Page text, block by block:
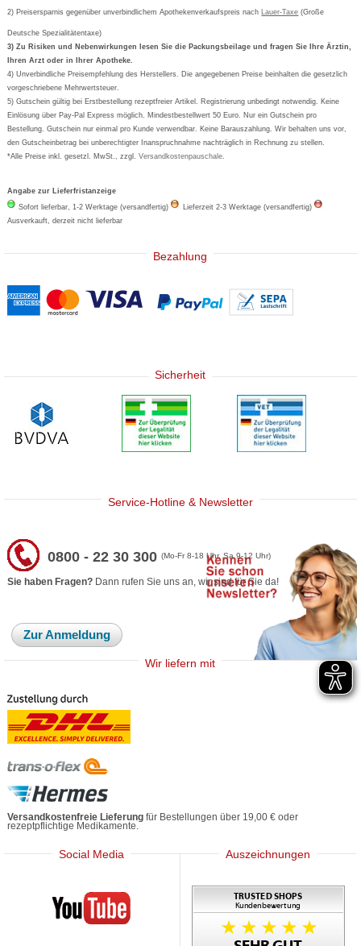
Vertrag widerrufen
Newsletteranmeldung
Formoline
Wick
Eucerin
Basica
2) Preisersparnis gegenüber unverbindlichem Apothekenverkaufspreis nach Lauer-Taxe (Große
Deutsche Spezialitätentaxe)
3) Zu Risiken und Nebenwirkungen lesen Sie die Packungsbeilage und fragen Sie Ihre Ärztin,
Ihren Arzt oder in Ihrer Apotheke.
4) Unverbindliche Preisempfehlung des Herstellers. Die angegebenen Preise beinhalten die gesetzlich
vorgeschriebene Mehrwertsteuer.
5) Gutschein gültig bei Erstbestellung rezeptfreier Artikel. Registrierung unbedingt notwendig. Keine
Einlösung über Pay-Pal Express möglich. Mindestbestellwert 50 Euro. Nur ein Gutschein pro
Bestellung. Gutschein nur einmal pro Kunde verwendbar. Keine Barauszahlung. Wir behalten uns vor,
den Gutscheinbetrag bei unberechtigter Inanspruchnahme nachträglich in Rechnung zu stellen.
*Alle Preise inkl. gesetzl. MwSt., zzgl.Versandkostenpauschale
Angabe zur Lieferfristanzeige
Sofort lieferbar, 1-2 Werktage (versandfertig)
Lieferzeit 2-3 Werktage (versandfertig)
Ausverkauft, derzeit nicht lieferbar
Bezahlung
Sicherheit
Service-Hotline & Newsletter
0800 - 22 30 300(Mo-Fr 8-18 Uhr, Sa 9-12 Uhr)
Sie haben Fragen? Dann rufen Sie uns an, wir sind für Sie da!
Zur Anmeldung
Wir liefern mit
Versandkostenfreie Lieferung für Bestellungen über 19,00 € oder
rezeptpflichtige Medikamente.
Social Media
Mediherz
Auszeichnungen